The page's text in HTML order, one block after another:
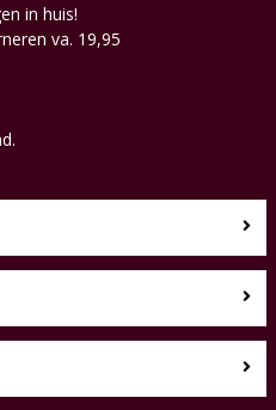
in huis!
va. 19,95